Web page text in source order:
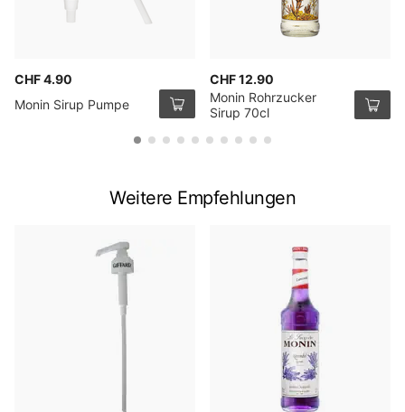
CHF 4.90
Monin Sirup Pumpe
CHF 12.90
Monin Rohrzucker
Sirup 70cl
Weitere Empfehlungen